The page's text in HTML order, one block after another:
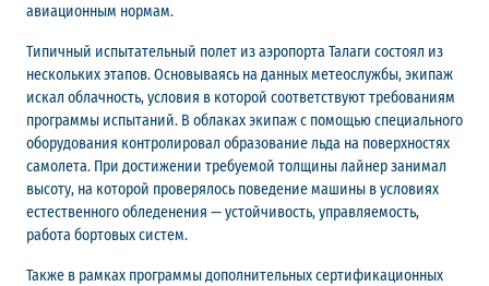
авиационным нормам.
Типичный испытательный полет из аэропорта Талаги состоял из
нескольких этапов. Основываясь на данных метеослужбы, экипаж
искал облачность, условия в которой соответствуют требованиям
программы испытаний. В облаках экипаж с помощью специального
оборудования контролировал образование льда на поверхностях
самолета. При достижении требуемой толщины лайнер занимал
высоту, на которой проверялось поведение машины в условиях
естественного обледенения — устойчивость, управляемость,
работа бортовых систем.
Также в рамках программы дополнительных сертификационных